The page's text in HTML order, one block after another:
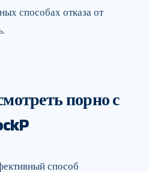
способах отказа от
порно с
способ